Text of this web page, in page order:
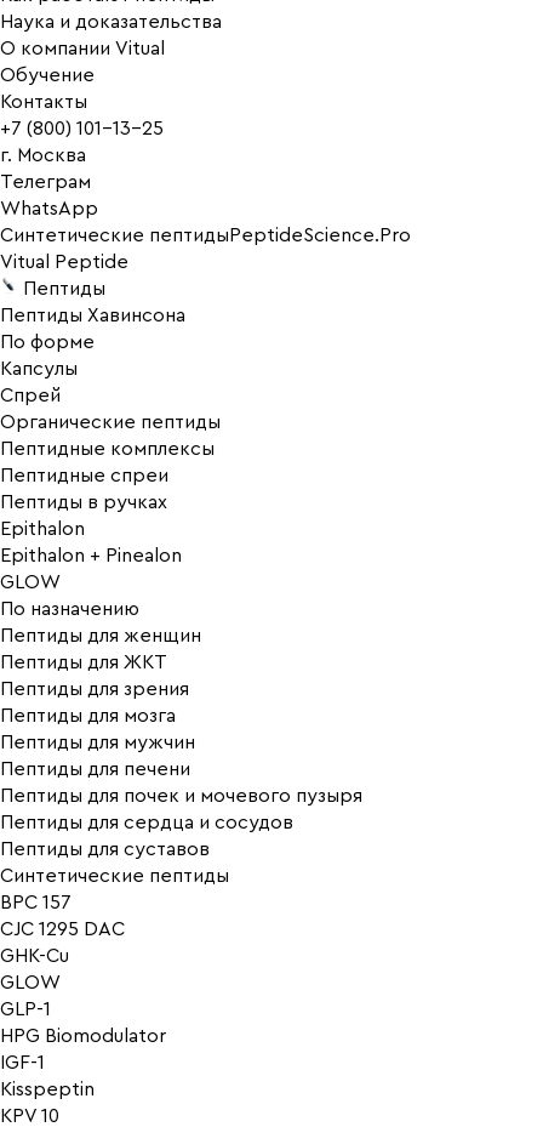
Наука и доказательства
О компании Vitual
Обучение
Контакты
+7 (800) 101-13-25
г. Москва
Телеграм
WhatsApp
Синтетические пептиды PeptideScience.Pro
Vitual Peptide
Пептиды
Пептиды Хавинсона
По форме
Капсулы
Спрей
Органические пептиды
Пептидные комплексы
Пептидные спреи
Пептиды в ручках
Epithalon
Epithalon + Pinealon
GLOW
По назначению
Пептиды для женщин
Пептиды для ЖКТ
Пептиды для зрения
Пептиды для мозга
Пептиды для мужчин
Пептиды для печени
Пептиды для почек и мочевого пузыря
Пептиды для сердца и сосудов
Пептиды для суставов
Синтетические пептиды
BPC 157
CJC 1295 DAC
GHK-Cu
GLOW
GLP-1
HPG Biomodulator
IGF-1
Kisspeptin
KPV 10